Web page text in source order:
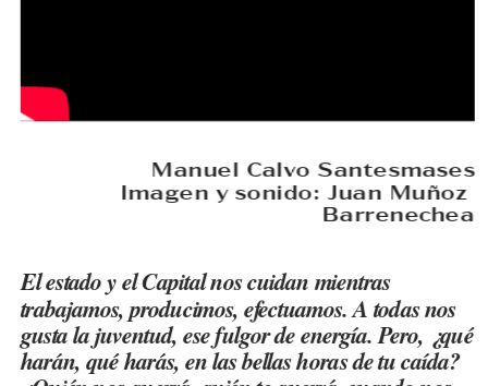
Manuel Calvo Santesmases
Imagen y sonido: Juan Muñoz
Barrenechea
El estado y el Capital nos cuidan mientras
trabajamos, producimos, efectuamos. A todas nos
gusta la juventud, ese fulgor de energía. Pero, ¿qué
harán, qué harás, en las bellas horas de tu caída?